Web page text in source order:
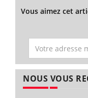
Vous aimez cet
NOUS VOUS